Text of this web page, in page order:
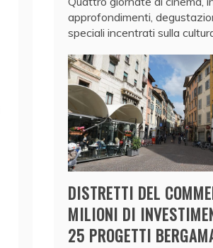
approfondimenti,
speciali incentrati sulla
DISTRETTI DEL
MILIONI DI
25 PROGETTI